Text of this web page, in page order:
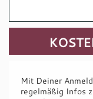
Mit Deiner
regelmäßig Infos